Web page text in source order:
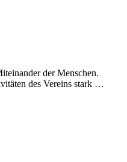
der Menschen.
des Vereins stark …